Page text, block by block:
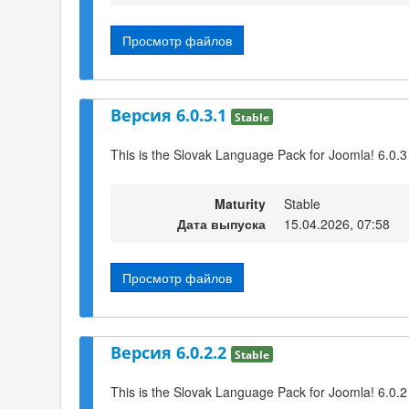
Просмотр файлов
Версия 6.0.3.1 Stable
This is the Slovak Language Pack for Joomla! 6.0.3
Maturity
Stable
Дата выпуска
15.04.2026, 07:58
Просмотр файлов
Версия 6.0.2.2 Stable
This is the Slovak Language Pack for Joomla!